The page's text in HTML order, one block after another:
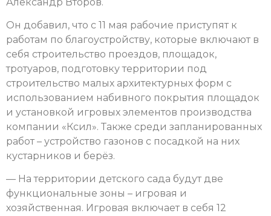
Он добавил, что с 11 мая рабочие приступят к
работам по благоустройству, которые включают в
себя строительство проездов, площадок,
тротуаров, подготовку территории под
строительство малых архитектурных форм с
использованием набивного покрытия площадок
и установкой игровых элементов производства
компании «Ксил». Также среди запланированных
работ – устройство газонов с посадкой на них
кустарников и берёз.
— На территории детского сада будут две
функциональные зоны – игровая и
хозяйственная. Игровая включает в себя 12